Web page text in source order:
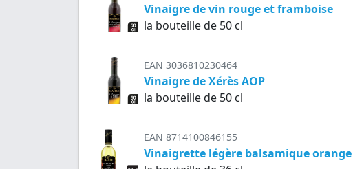
Vinaigre de vin rouge et framboise
la bouteille de 50 cl
EAN 3036810230464
Vinaigre de Xérès AOP
la bouteille de 50 cl
EAN 8714100846155
Vinaigrette légère balsamique orange